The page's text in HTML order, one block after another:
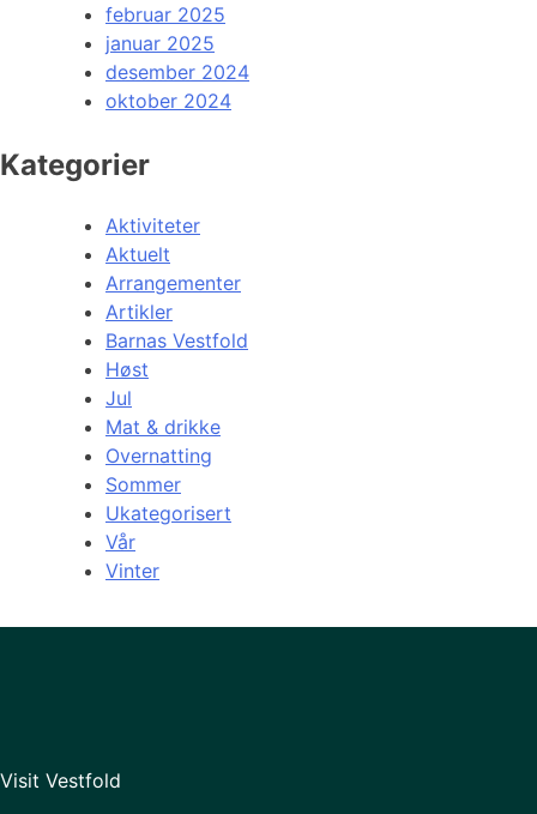
februar 2025
januar 2025
desember 2024
oktober 2024
Kategorier
Aktiviteter
Aktuelt
Arrangementer
Artikler
Barnas Vestfold
Høst
Jul
Mat & drikke
Overnatting
Sommer
Ukategorisert
Vår
Vinter
Visit Vestfold